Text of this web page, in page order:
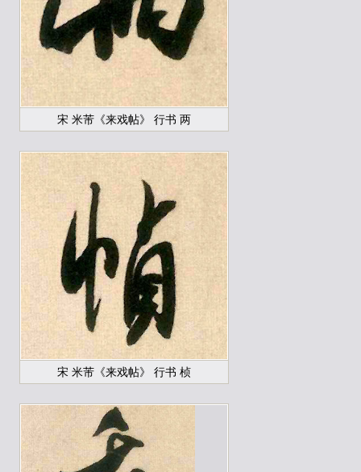
宋 米芾《来戏帖》 行书 两
宋 米芾《来戏帖》 行书 桢